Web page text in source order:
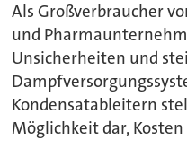
Als Großverbraucher
und
Unsicherheiten und
Kondensatableitern
Möglichkeit dar,